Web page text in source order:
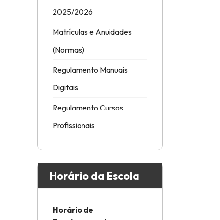
2025/2026
Matrículas e Anuidades
(Normas)
Regulamento Manuais
Digitais
Regulamento Cursos
Profissionais
Horário da Escola
Horário de